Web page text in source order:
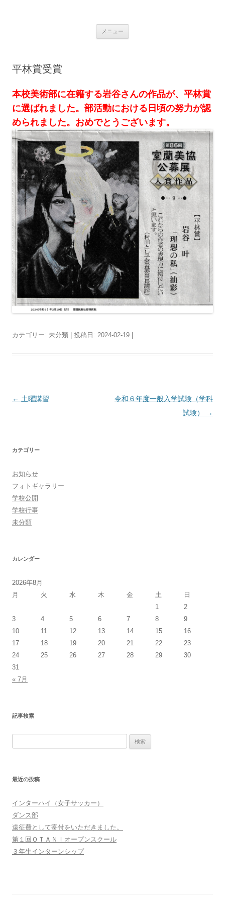
プ
室蘭高等学校
メニュー
平林賞受賞
本校美術部に在籍する岩谷さんの作品が、平林賞
に選ばれました。部活動における日頃の努力が認
められました。おめでとうございます。
カテゴリー: 未分類 | 投稿日: 2024-02-19
投
ゲ
シ
ョ
ン
← 土曜講習
令和６年度一般入学試験（学科
試験）
→
カテゴリー
お知らせ
フォトギャラリー
学校公開
学校行事
未分類
カレンダー
2026年8月
月
火 水 木 金 土
日
1
2
3
4 5 6 7 8
9
10
11 12 13 14 15
16
17
18 19 20 21 22
23
24
25 26 27 28 29
30
31
« 7月
記事検索
最近の投稿
インターハイ（女子サッカー）
ダンス部
遠征費として寄付をいただきました。
第１回ＯＴＡＮＩオープンスクール
３年生インターンシップ